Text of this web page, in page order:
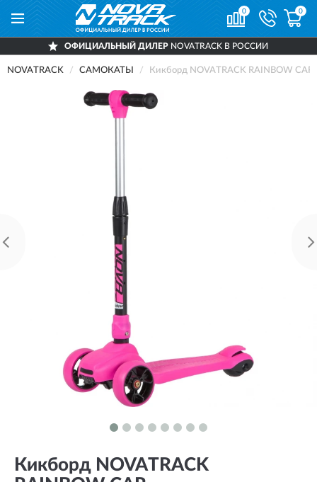
0 0
ОФИЦИАЛЬНЫЙ ДИЛЕРNOVATRACK В РОССИИ
NOVATRACK САМОКАТЫ Кикборд NOVATRACK RAINBOW CAR
Кикборд NOVATRACK